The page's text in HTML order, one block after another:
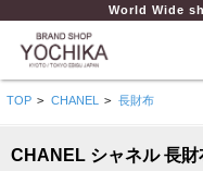
World Wide
TOP > CHANEL > 長財布
CHANEL シャネル 長財